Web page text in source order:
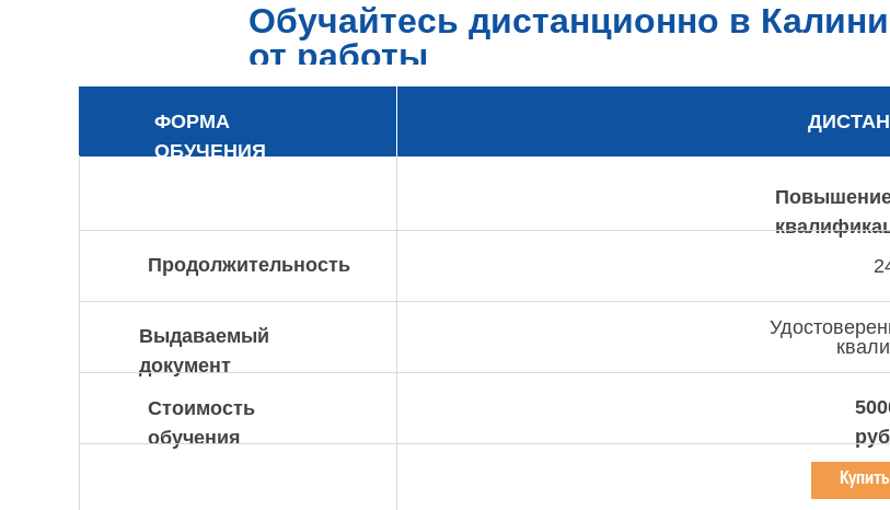
Обучайтесь дистанционно в
от работы
ФОРМА
ОБУЧЕНИЯ
Продолжительность
Выдаваемый
документ
Стоимость
обучения